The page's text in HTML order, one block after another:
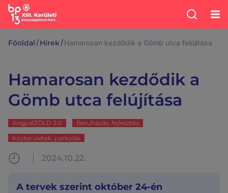
Főoldal /Hírek /Hamarosan kezdődik a Gömb utca felújítása
Hamarosan kezdődik a
Gömb utca felújítása
AngyalZÖLD 3.0
Beruházás, fejlesztés
Közterületek, parkolás
2024.10.22.
A tervek szerint október 24-én